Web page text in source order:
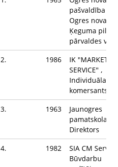
pašvaldība ,
Ogres novada
Ķeguma
pārvaldes
2. 1986
IK "MARKET
SERVICE" ,
Individuālais
komersants
3. 1963
Jaunogres
pamatskola,
Direktors
4. 1982
SIA CM
Būvdarbu